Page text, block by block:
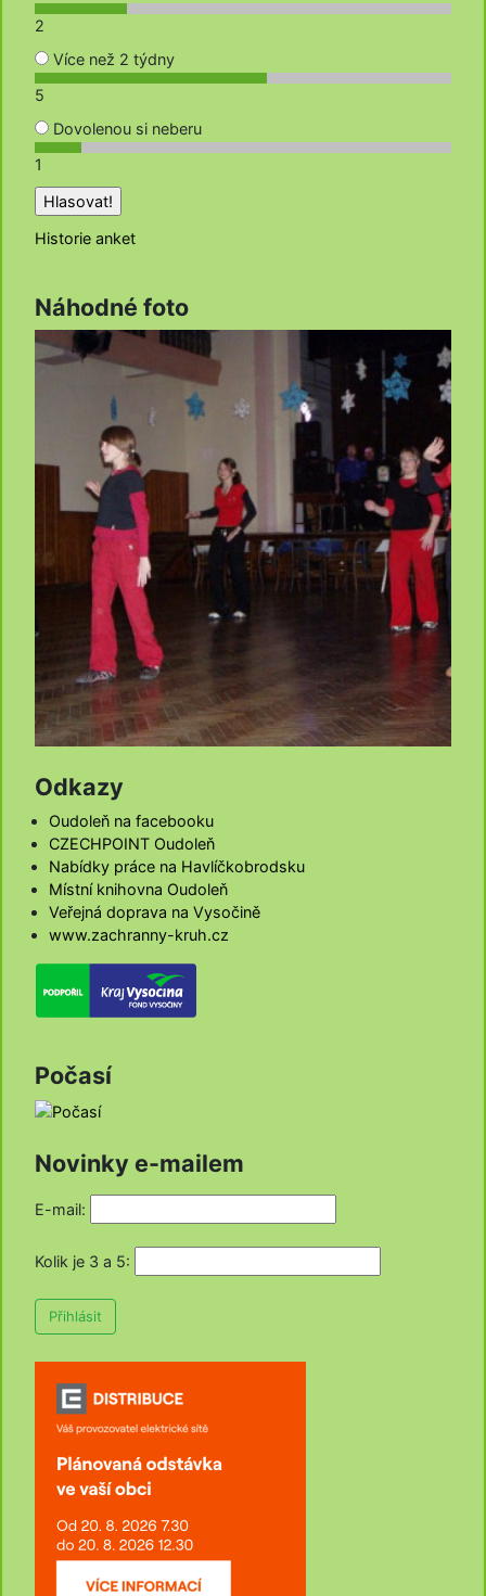
2
Více než 2 týdny
5
Dovolenou si neberu
1
Historie anket
Náhodné foto
Odkazy
Oudoleň na facebooku
CZECHPOINT Oudoleň
Nabídky práce na Havlíčkobrodsku
Místní knihovna Oudoleň
Veřejná doprava na Vysočině
www.zachranny-kruh.cz
Počasí
Novinky e-mailem
E-mail:
Kolik je 3 a 5:
Přihlásit